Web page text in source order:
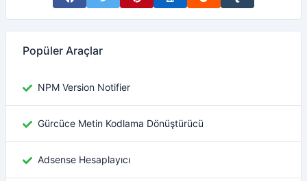
Share on Facebook
Share on TwitterShare on Pinterest
Share on LinkedIn
Share on RedditShare on Tumblr
Popüler Araçlar
NPM Version Notifier
Gürcüce Metin Kodlama Dönüştürücü
Adsense Hesaplayıcı